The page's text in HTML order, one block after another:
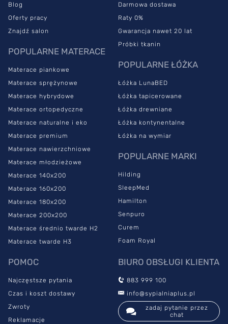
Blog
Oferty pracy
Znajdź salon
POPULARNE MATERACE
Materace piankowe
Materace sprężynowe
Materace hybrydowe
Materace ortopedyczne
Materace naturalne i eko
Materace premium
Materace nawierzchniowe
Materace młodzieżowe
Materace 140x200
Materace 160x200
Materace 180x200
Materace 200x200
Materace średnio twarde H2
Materace twarde H3
Darmowa dostawa
Raty 0%
Gwarancja nawet 20 lat
Próbki tkanin
POPULARNE ŁÓŻKA
Łóżka LunaBED
Łóżka tapicerowane
Łóżka drewniane
Łóżka kontynentalne
Łóżka na wymiar
POPULARNE MARKI
Hilding
SleepMed
Hamilton
Senpuro
Curem
Foam Royal
POMOC
Najczęstsze pytania
Czas i koszt dostawy
Zwroty
Reklamacje
BIURO OBSŁUGI KLIENTA
883 999 100
info@sypialniaplus.pl
zadaj pytanie przez
chat